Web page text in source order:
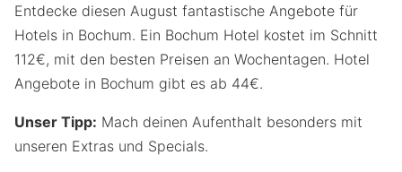
Entdecke diesen August fantastische Angebote für
Hotels in Bochum. Ein Bochum Hotel kostet im Schnitt
112€, mit den besten Preisen an Wochentagen. Hotel
Angebote in Bochum gibt es ab 44€.
Unser Tipp: Mach deinen Aufenthalt besonders mit
unseren Extras und Specials.